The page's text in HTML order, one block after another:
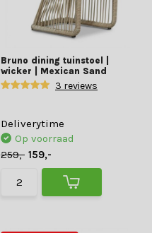
Bruno dining tuinstoel |
wicker | Mexican Sand
3 reviews
Deliverytime
Op voorraad
259,- 159,-